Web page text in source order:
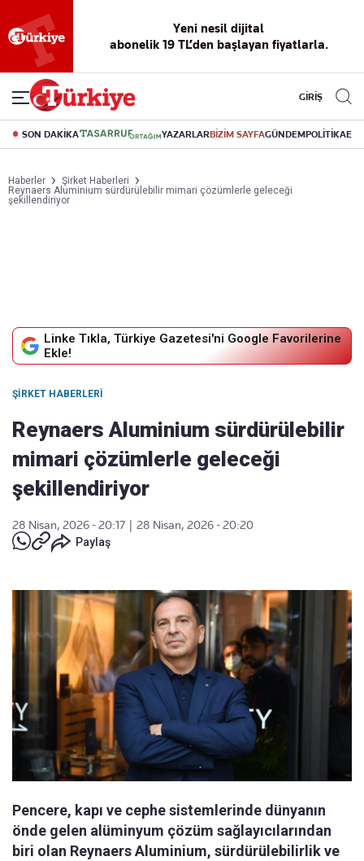
okuma
deneyimi
dijital arşiv
Akıllı haber
asistanı
Eski gazeteleri
indirme
canlı soru
cevap
GİRİŞ
SON DAKİKA YAZARLARBİZİM SAYFAGÜNDEMPOLİTİKA
Haberler
Şirket Haberleri
Reynaers Aluminium sürdürülebilir mimari çözümlerle geleceği
şekillendiriyor
Linke Tıkla, Türkiye Gazetesi'ni Google Favorilerine
Ekle!
ŞIRKET HABERLERI
Reynaers Aluminium sürdürülebilir
mimari çözümlerle geleceği
şekillendiriyor
28 Nisan, 2026 - 20:17
28 Nisan, 2026 - 20:20
Paylaş
Pencere, kapı ve cephe sistemlerinde dünyanın
önde gelen alüminyum çözüm sağlayıcılarından
biri olan Reynaers Aluminium, sürdürülebilirlik ve